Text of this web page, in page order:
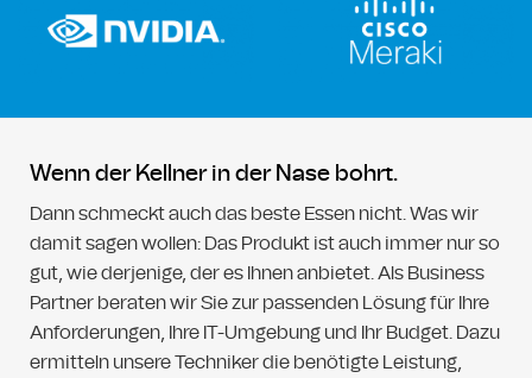
Wenn der Kellner in der Nase bohrt.
Dann schmeckt auch das beste Essen nicht. Was wir
damit sagen wollen: Das Produkt ist auch immer nur so
gut, wie derjenige, der es Ihnen anbietet. Als Business
Partner beraten wir Sie zur passenden Lösung für Ihre
Anforderungen, Ihre IT-Umgebung und Ihr Budget. Dazu
ermitteln unsere Techniker die benötigte Leistung,